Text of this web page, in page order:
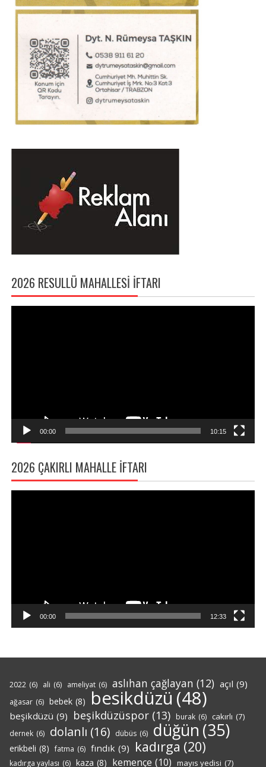
2026 RESULLÜ MAHALLESI İFTARI
00:00 10:15
2026 ÇAKIRLI MAHALLE İFTARI
00:00 12:33
2022 (6) ali (6) ameliyat (6) aslıhan çağlayan (12) açıl (9)
ağasar (6) bebek (8) besikdüzü(48)
beşikdüzü (9) beşikdüzüspor (13) burak (6) cakırlı (7)
dernek (6) dolanlı (16) dübüs (6) düğün (35)
erikbeli (8) fatma (6) fındık (9) kadırga (20)
kadırga yaylası (6) kaza (8) kemençe (10) mayıs yedisi (7)